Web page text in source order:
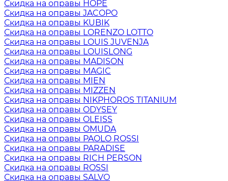
Скидка на оправы HOPE
Скидка на оправы JACOPO
Скидка на оправы KUBIK
Скидка на оправы LORENZO LOTTO
Скидка на оправы LOUIS JUVENJA
Скидка на оправы LOUISLONG
Скидка на оправы MADISON
Скидка на оправы MAGIC
Скидка на оправы MIEN
Скидка на оправы MIZZEN
Скидка на оправы NIKPHOROS TITANIUM
Скидка на оправы ODYSEY
Скидка на оправы OLEISS
Скидка на оправы OMUDA
Скидка на оправы PAOLO ROSSI
Скидка на оправы PARADISE
Скидка на оправы RICH PERSON
Скидка на оправы ROSSI
Скидка на оправы SALVO